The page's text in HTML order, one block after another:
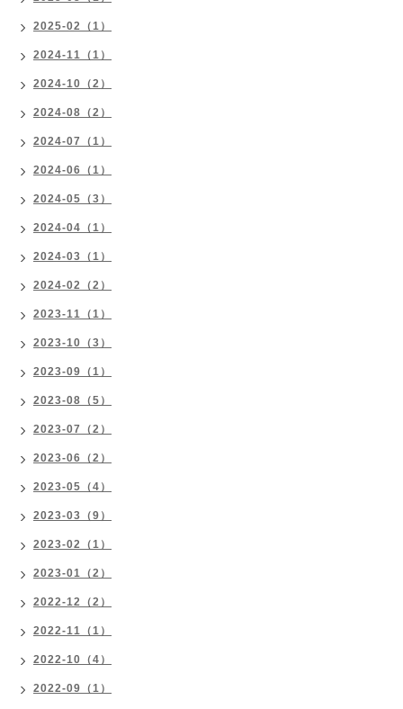
2025-02（1）
2024-11（1）
2024-10（2）
2024-08（2）
2024-07（1）
2024-06（1）
2024-05（3）
2024-04（1）
2024-03（1）
2024-02（2）
2023-11（1）
2023-10（3）
2023-09（1）
2023-08（5）
2023-07（2）
2023-06（2）
2023-05（4）
2023-03（9）
2023-02（1）
2023-01（2）
2022-12（2）
2022-11（1）
2022-10（4）
2022-09（1）